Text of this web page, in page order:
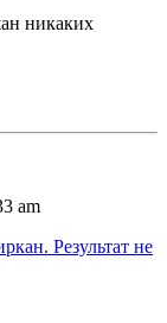
никаких
am
Результат не